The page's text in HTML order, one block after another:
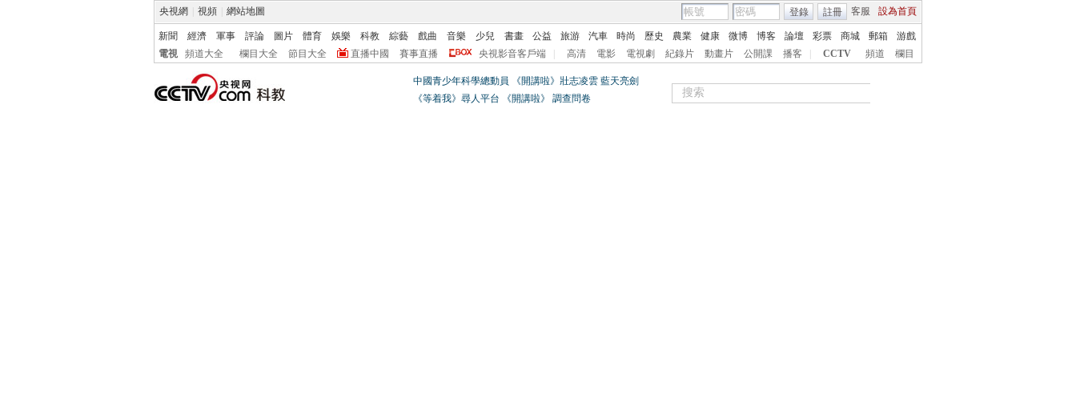
央視網 視頻 網站地圖 客服 設為首頁
登錄 註冊
新聞 經濟 軍事 評論 圖片 體育 娛樂 科教 綜藝 戲曲 音樂 少兒 書畫 公益 旅游 汽車 時尚 歷史 農業 健康 微博 博客 論壇 彩票 商城 郵箱
游戲
電視
頻道大全 欄目大全 節目大全 直播中國 賽事直播 央視影音客戶端 高清 電影 電視劇 紀錄片 動畫片 公開課 播客 CCTV 頻道 欄目
中國青少年科學總動員
《開講啦》壯志凌雲 藍天亮劍
《等着我》尋人平台
《開講啦》 調查問卷